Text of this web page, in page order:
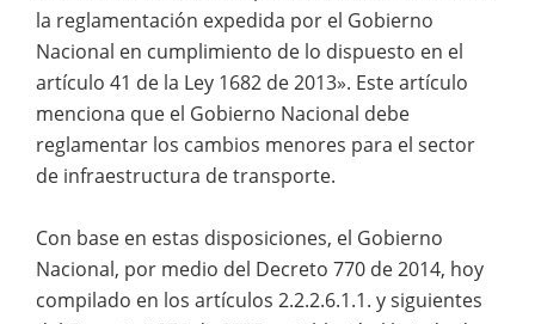
la reglamentación expedida por el Gobierno
Nacional en cumplimiento de lo dispuesto en el
artículo 41 de la Ley 1682 de 2013». Este artículo
menciona que el Gobierno Nacional debe
reglamentar los cambios menores para el sector
de infraestructura de transporte.
Con base en estas disposiciones, el Gobierno
Nacional, por medio del Decreto 770 de 2014, hoy
compilado en los artículos 2.2.2.6.1.1. y siguientes